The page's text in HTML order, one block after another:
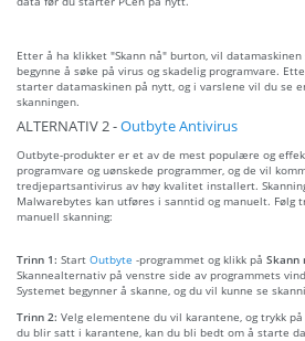
Etter å ha klikket "Skann nå" burton, vil
begynne å søke på virus og skadelig programvare.
starter datamaskinen på nytt, og i varslene vil du se
skanningen.
ALTERNATIV 2 -Outbyte Antivirus
Outbyte-produkter er et av de mest populære og
programvare og uønskede programmer, og de vil
tredjepartsantivirus av høy kvalitet installert.
Malwarebytes kan utføres i sanntid og manuelt. Følg
manuell skanning:
Trinn 1: Start Outbyte -programmet og klikk på Skann
Skannealternativ på venstre side av programmets
Systemet begynner å skanne, og du vil kunne se
Trinn 2: Velg elementene du vil karantene, og trykk
du blir satt i karantene, kan du bli bedt om å starte